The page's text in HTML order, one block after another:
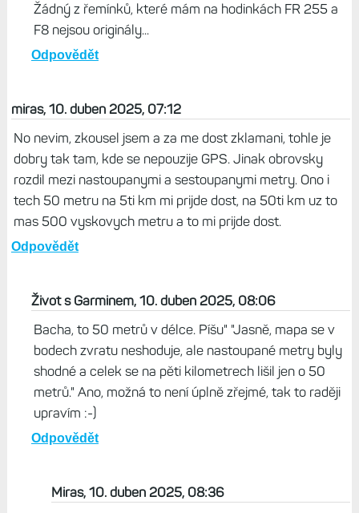
Žádný z řemínků, které mám na hodinkách FR 255 a
F8 nejsou originály...
Odpovědět
miras, 10. duben 2025, 07:12
No nevim, zkousel jsem a za me dost zklamani, tohle je
dobry tak tam, kde se nepouzije GPS. Jinak obrovsky
rozdil mezi nastoupanymi a sestoupanymi metry. Ono i
tech 50 metru na 5ti km mi prijde dost, na 50ti km uz to
mas 500 vyskovych metru a to mi prijde dost.
Odpovědět
Život s Garminem, 10. duben 2025, 08:06
Bacha, to 50 metrů v délce. Píšu" "Jasně, mapa se v
bodech zvratu neshoduje, ale nastoupané metry byly
shodné a celek se na pěti kilometrech lišil jen o 50
metrů." Ano, možná to není úplně zřejmé, tak to raději
upravím :-)
Odpovědět
Miras, 10. duben 2025, 08:36